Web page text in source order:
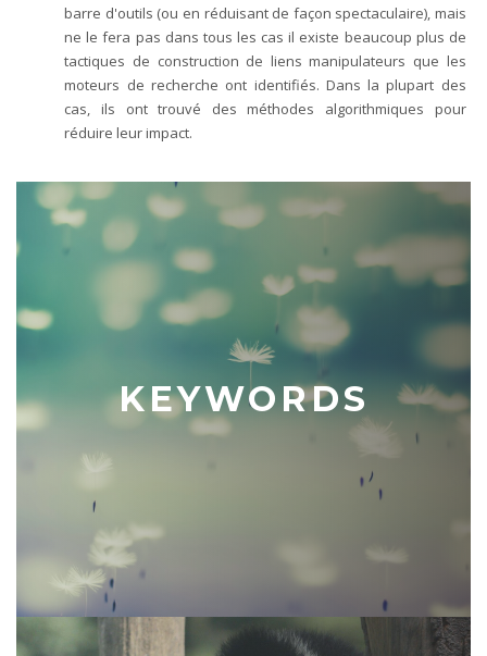
barre d'outils (ou en réduisant de façon spectaculaire), mais
ne le fera pas dans tous les cas il existe beaucoup plus de
tactiques de construction de liens manipulateurs que les
moteurs de recherche ont identifiés. Dans la plupart des
cas, ils ont trouvé des méthodes algorithmiques pour
réduire leur impact.
KEYWORDS